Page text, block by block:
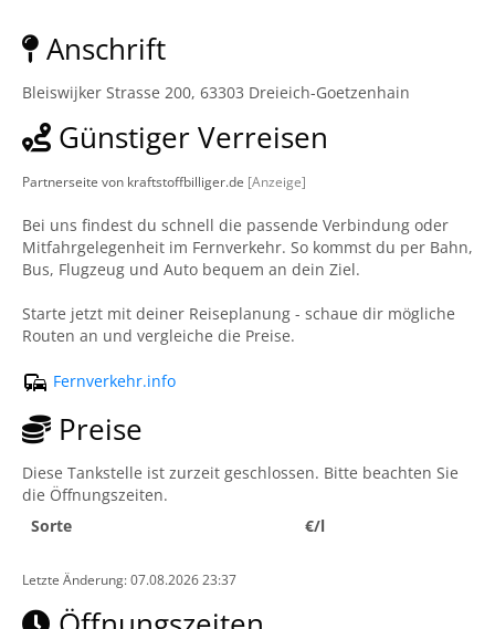
Anschrift
Bleiswijker Strasse 200, 63303 Dreieich-Goetzenhain
Günstiger Verreisen
Partnerseite von kraftstoffbilliger.de [Anzeige]
Bei uns findest du schnell die passende Verbindung oder
Mitfahrgelegenheit im Fernverkehr. So kommst du per Bahn,
Bus, Flugzeug und Auto bequem an dein Ziel.
Starte jetzt mit deiner Reiseplanung - schaue dir mögliche
Routen an und vergleiche die Preise.
Fernverkehr.info
Preise
Diese Tankstelle ist zurzeit geschlossen. Bitte beachten Sie
die Öffnungszeiten.
Sorte
€/l
Letzte Änderung: 07.08.2026 23:37